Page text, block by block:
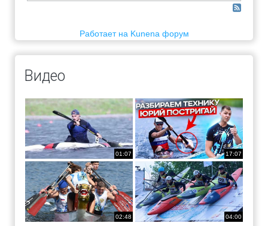
Работает на Kunena форум
Видео
01:07 17:07
02:48 04:00